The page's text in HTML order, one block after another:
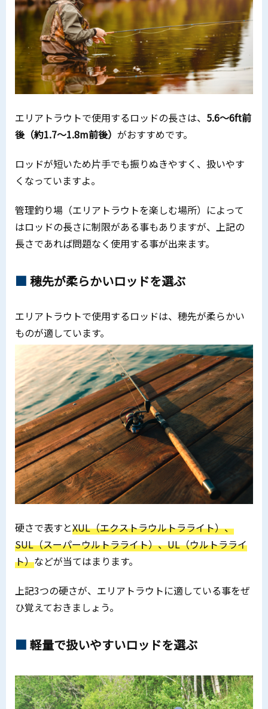
エリアトラウトで使用するロッドの長さは、 5.6～6ft前
後（約1.7～1.8m前後） がおすすめです。
ロッドが短いため片手でも振りぬきやすく、扱いやす
くなっていますよ。
管理釣り場（エリアトラウトを楽しむ場所）によって
はロッドの長さに制限がある事もありますが、上記の
長さであれば問題なく使用する事が出来ます。
穂先が柔らかいロッドを選ぶ
エリアトラウトで使用するロッドは、穂先が柔らかい
ものが適しています。
硬さで表すとXUL（エクストラウルトラライト）、
SUL（スーパーウルトラライト）、UL（ウルトラライ
ト）などが当てはまります。
上記3つの硬さが、エリアトラウトに適している事をぜ
ひ覚えておきましょう。
軽量で扱いやすいロッドを選ぶ